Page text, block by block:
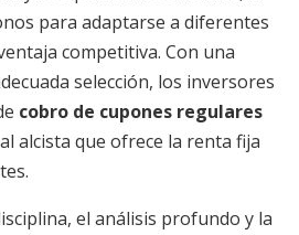
para adaptarse a diferentes
competitiva. Con una
selección, los inversores
cobro de cupones regulares
alcista que ofrece la renta fija
el análisis profundo y la